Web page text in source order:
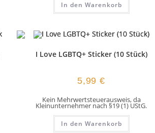
In den Warenkorb
I Love LGBTQ+ Sticker (10 Stück)
5,99€
Kein Mehrwertsteuerausweis, da
Kleinunternehmer nach §19 (1) UStG.
In den Warenkorb